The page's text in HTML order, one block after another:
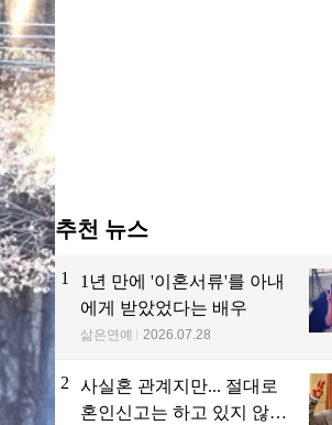
추천 뉴스
1
1년 만에 '이혼서류'를 아내
에게 받았었다는 배우
삶은연예 2026.07.28
2
사실혼 관계지만... 절대로
혼인신고는 하고 있지 않다